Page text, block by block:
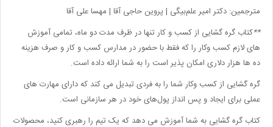
مترجمین: دکتر امیر علم‌بیگی | پروین حاجی آقا | مهسا علی آقا
کتاب گره گشایی از کسب و کار تنها در ظرف مدت دو ماه، تمامی آموزش
های لازم کسب وکار را که فقط با حضور در مدارس کسب و کار و صرف هزینه
ده ها هزار دلاری امکان پذیر است را به شما ارائه داده است.
گره گشایی از کسب وکار شما را به فردی تبدیل می کند که دارای مهارت های
عملی برای ایجاد و پس انداز پول‌های خود در هر سازمانی است.
کتاب گره گشایی به شما آموزش می دهد که یک تیم را رهبری کنید، محصولات